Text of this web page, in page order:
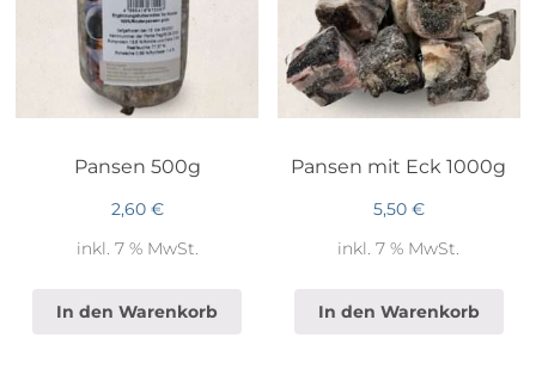
Pansen 500g
2,60 €
inkl. 7 % MwSt.
In den Warenkorb
Pansen mit Eck 1000g
5,50 €
inkl. 7 % MwSt.
In den Warenkorb